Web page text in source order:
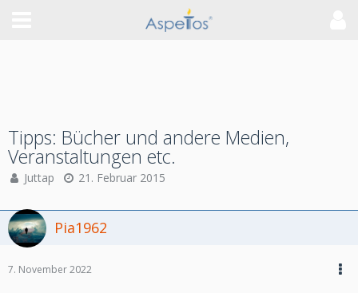
Tipps: Bücher und andere Medien,
Veranstaltungen etc.
Juttap 21. Februar 2015
Pia1962
7. November 2022